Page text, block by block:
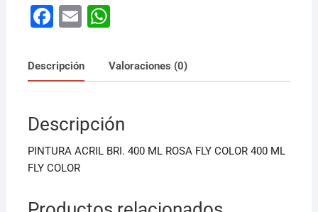
F
c
e
o
o
k
E
ai
l
W
at
s
p
p
Descripción Valoraciones (0)
Descripción
PINTURA ACRIL BRI. 400 ML ROSA FLY COLOR 400 ML
FLY COLOR